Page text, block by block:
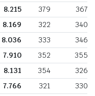
8.215 379
367
8.169 322
340
8.036 333
346
7.910 352
355
8.131 354
326
7.766 321
330